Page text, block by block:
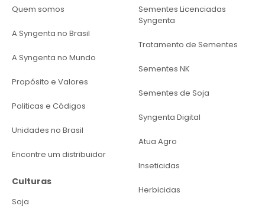
Quem somos
A Syngenta no Brasil
A Syngenta no Mundo
Propósito e Valores
Politicas e Códigos
Unidades no Brasil
Encontre um distribuidor
Culturas
Soja
Sementes Licenciadas
Syngenta
Tratamento de Sementes
Sementes NK
Sementes de Soja
Syngenta Digital
Atua Agro
Inseticidas
Herbicidas